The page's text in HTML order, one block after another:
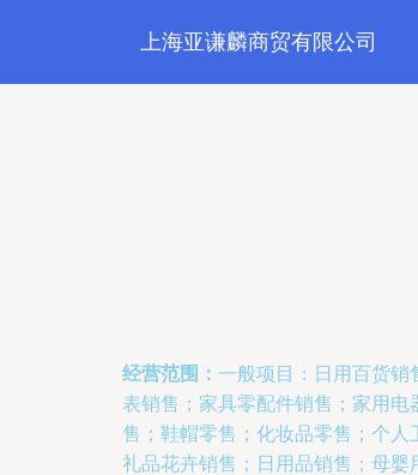
上海亚谦麟商贸有限公司
经营范围： 一般项目：日用百货销
表销售；家具零配件销售；家用
售；鞋帽零售；化妆品零售；个人
礼品花卉销售；日用品销售；母